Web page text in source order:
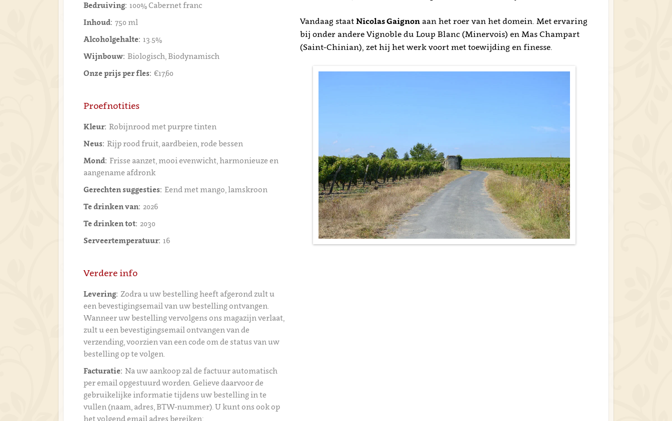
Vandaag staatNicolas Gaignon aan het roer van het domein. Met ervaring
bij onder andere Vignoble du Loup Blanc (Minervois) en Mas Champart
(Saint-Chinian), zet hij het werk voort met toewijding en finesse.
Bedruiving: 100% Cabernet franc
Inhoud: 750 ml
Alcoholgehalte: 13.5%
Wijnbouw: Biologisch, Biodynamisch
Onze prijs per fles: €17,60
Proefnotities
Kleur: Robijnrood met purpre tinten
Neus: Rijp rood fruit, aardbeien, rode bessen
Mond: Frisse aanzet, mooi evenwicht, harmonieuze en
aangename afdronk
Gerechten suggesties: Eend met mango, lamskroon
Te drinken van: 2026
Te drinken tot: 2030
Serveertemperatuur: 16
Verdere info
Levering: Zodra u uw bestelling heeft afgerond zult u
een bevestigingsemail van uw bestelling ontvangen.
Wanneer uw bestelling vervolgens ons magazijn verlaat,
zult u een bevestigingsemail ontvangen van de
verzending, voorzien van een code om de status van uw
bestelling op te volgen.
Facturatie: Na uw aankoop zal de factuur automatisch
per email opgestuurd worden. Gelieve daarvoor de
gebruikelijke informatie tijdens uw bestelling in te
vullen (naam, adres, BTW-nummer). U kunt ons ook op
het volgend email adres bereiken: